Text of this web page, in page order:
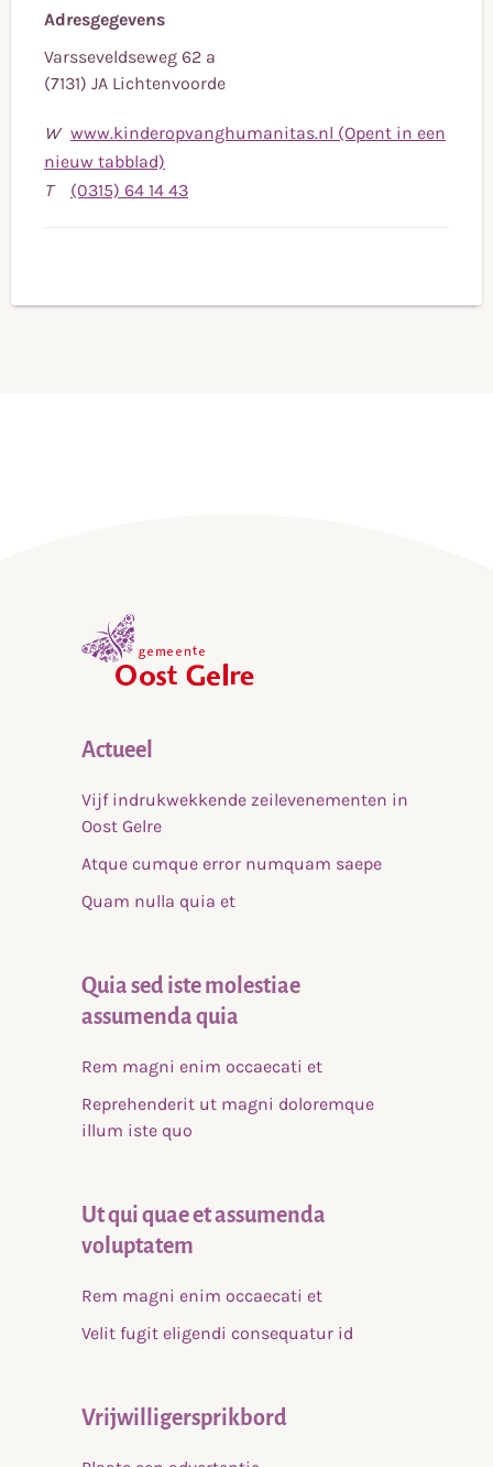
Adresgegevens
Varsseveldseweg 62 a
(7131) JA Lichtenvoorde
W www.kinderopvanghumanitas.nl (Opent in een
nieuw tabblad)
T
(0315) 64 14 43Bel
64
Actueel
Vijf indrukwekkende zeilevenementen in
Oost Gelre
Atque cumque error numquam saepe
Quam nulla quia et
Quia sed iste molestiae
assumenda quia
Rem magni enim occaecati et
Reprehenderit ut magni doloremque
illum iste quo
Ut qui quae et assumenda
voluptatem
Rem magni enim occaecati et
Velit fugit eligendi consequatur id
Vrijwilligersprikbord